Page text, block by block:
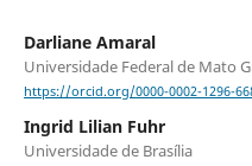
Darliane Amaral
Universidade Federal de Mato
https://orcid.org/0000-0002-1296-
Ingrid Lilian Fuhr
Universidade de Brasília